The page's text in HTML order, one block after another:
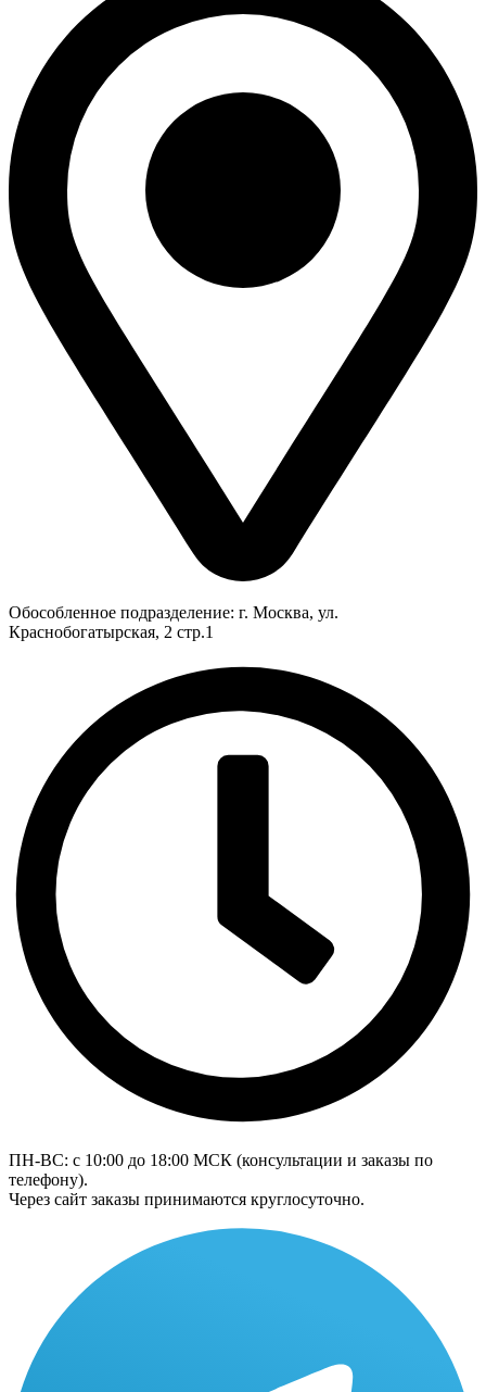
Обособленное подразделение: г. Москва, ул.
Краснобогатырская, 2 стр.1
ПН-ВС: с 10:00 до 18:00 МСК (консультации и заказы по
телефону).
Через сайт заказы принимаются круглосуточно.